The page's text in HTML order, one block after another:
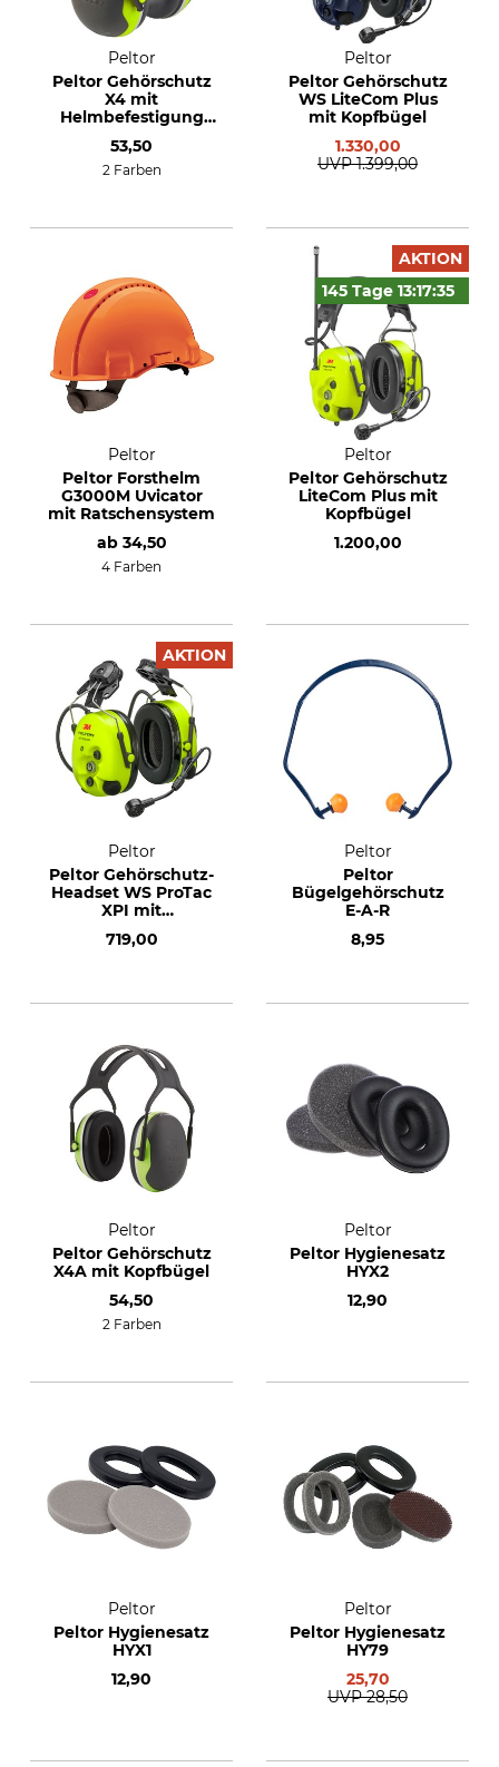
Peltor
Peltor Gehörschutz
X4 mit
Helmbefestigung
53,50
2 Farben
Peltor
Peltor Gehörschutz
WS LiteCom Plus
mit Kopfbügel
1.330,00
UVP 1.399,00
Peltor
Peltor Forsthelm
G3000M Uvicator
mit Ratschensystem
ab 34,50
4 Farben
AKTION
145 Tage 13:17:34
Peltor
Peltor Gehörschutz
LiteCom Plus mit
Kopfbügel
1.200,00
AKTION
Peltor
Peltor Gehörschutz-
Headset WS ProTac
XPI mit
719,00
Peltor
Peltor
Bügelgehörschutz
E-A-R
8,95
Peltor
Peltor Gehörschutz
X4A mit Kopfbügel
54,50
2 Farben
Peltor
Peltor Hygienesatz
HYX2
12,90
Peltor
Peltor Hygienesatz
HYX1
12,90
Peltor
Peltor Hygienesatz
HY79
25,70
UVP 28,50